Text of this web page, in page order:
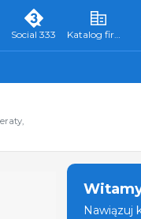
Social 333 Katalog firm 333
Nawiązuj